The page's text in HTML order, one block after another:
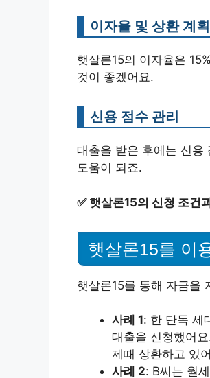
이자율 및 상환 계획
햇살론15의 이자율은
것이 좋겠어요.
신용 점수 관리
대출을 받은 후에는 신용
도움이 되죠.
✅ 햇살론15의 신청 조건
햇살론15를 이
햇살론15를 통해 자금을
사례 1: 한 단독 세
대출을 신청했어
제때 상환하고 있
사례 2: B씨는 월